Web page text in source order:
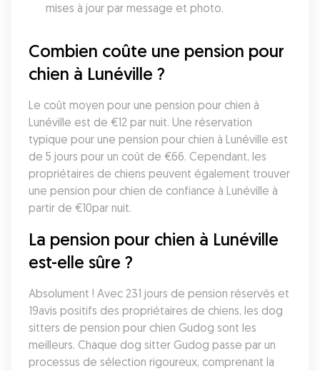
mises à jour par message et photo.
Combien coûte une pension pour
chien à Lunéville ?
Le coût moyen pour une pension pour chien à
Lunéville est de €12 par nuit. Une réservation
typique pour une pension pour chien à Lunéville est
de 5 jours pour un coût de €66. Cependant, les
propriétaires de chiens peuvent également trouver
une pension pour chien de confiance à Lunéville à
partir de €10par nuit.
La pension pour chien à Lunéville
est-elle sûre ?
Absolument ! Avec 231 jours de pension réservés et
19avis positifs des propriétaires de chiens, les dog
sitters de pension pour chien Gudog sont les
meilleurs. Chaque dog sitter Gudog passe par un
processus de sélection rigoureux, comprenant la